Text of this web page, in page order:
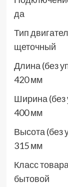
да
Тип
щеточный
Длина (без
420 мм
Ширина (без
400 мм
Высота (без
315 мм
Класс товара
бытовой